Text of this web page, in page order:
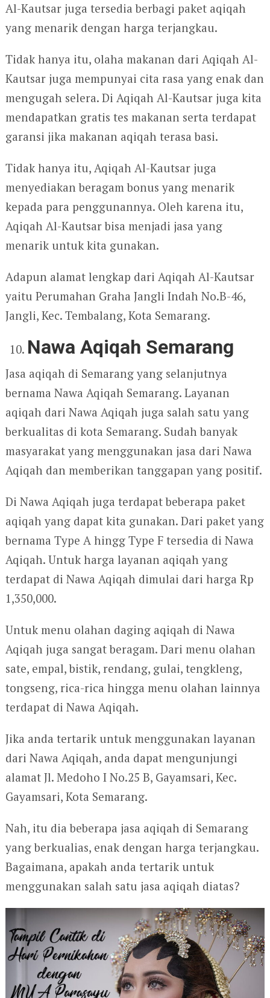
Al-Kautsar juga tersedia berbagi paket aqiqah
yang menarik dengan harga terjangkau.
Tidak hanya itu, olaha makanan dari Aqiqah Al-
Kautsar juga mempunyai cita rasa yang enak dan
mengugah selera. Di Aqiqah Al-Kautsar juga kita
mendapatkan gratis tes makanan serta terdapat
garansi jika makanan aqiqah terasa basi.
Tidak hanya itu, Aqiqah Al-Kautsar juga
menyediakan beragam bonus yang menarik
kepada para penggunannya. Oleh karena itu,
Aqiqah Al-Kautsar bisa menjadi jasa yang
menarik untuk kita gunakan.
Adapun alamat lengkap dari Aqiqah Al-Kautsar
yaitu Perumahan Graha Jangli Indah No.B-46,
Jangli, Kec. Tembalang, Kota Semarang.
Nawa Aqiqah Semarang
Jasa aqiqah di Semarang yang selanjutnya
bernama Nawa Aqiqah Semarang. Layanan
aqiqah dari Nawa Aqiqah juga salah satu yang
berkualitas di kota Semarang. Sudah banyak
masyarakat yang menggunakan jasa dari Nawa
Aqiqah dan memberikan tanggapan yang positif.
Di Nawa Aqiqah juga terdapat beberapa paket
aqiqah yang dapat kita gunakan. Dari paket yang
bernama Type A hingg Type F tersedia di Nawa
Aqiqah. Untuk harga layanan aqiqah yang
terdapat di Nawa Aqiqah dimulai dari harga Rp
1,350,000.
Untuk menu olahan daging aqiqah di Nawa
Aqiqah juga sangat beragam. Dari menu olahan
sate, empal, bistik, rendang, gulai, tengkleng,
tongseng, rica-rica hingga menu olahan lainnya
terdapat di Nawa Aqiqah.
Jika anda tertarik untuk menggunakan layanan
dari Nawa Aqiqah, anda dapat mengunjungi
alamat Jl. Medoho I No.25 B, Gayamsari, Kec.
Gayamsari, Kota Semarang.
Nah, itu dia beberapa jasa aqiqah di Semarang
yang berkualias, enak dengan harga terjangkau.
Bagaimana, apakah anda tertarik untuk
menggunakan salah satu jasa aqiqah diatas?